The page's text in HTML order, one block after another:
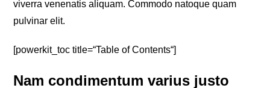
viverra venenatis aliquam. Commodo natoque quam
pulvinar elit.
[powerkit_toc title=“Table of Contents“]
Nam condimentum varius justo